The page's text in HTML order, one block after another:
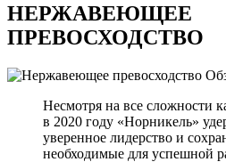
НЕРЖАВЕЮЩЕЕ
ПРЕВОСХОДСТВО
Несмотря на все сложности
в 2020 году «Норникель»
уверенное лидерство и
необходимые для успешной